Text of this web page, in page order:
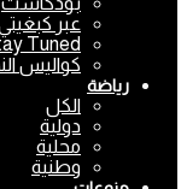
عبر
Tuned
كواليس
رياضة
الكل
دولية
محلية
وطنية